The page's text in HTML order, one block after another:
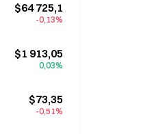
$64 725,1
-0,13%
$1 913,05
0,03%
$73,35
-0,51%